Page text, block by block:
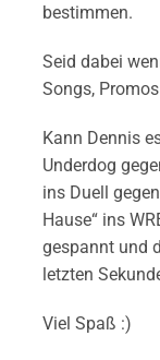
bestimmen.
Seid dabei
Songs,
Kann Dennis
Underdog
ins Duell
Hause“ ins
gespannt und
letzten
Viel Spaß :)